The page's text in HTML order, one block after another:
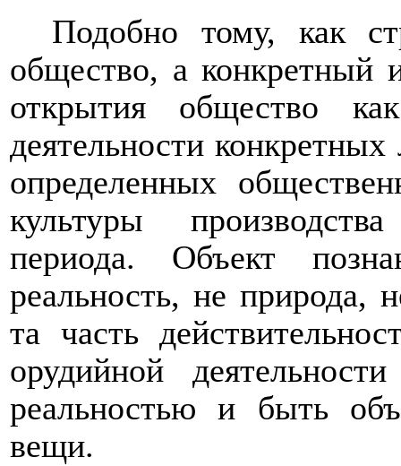
Подобно тому, как
общество, а конкретный
открытия общество
деятельности
определенных
культуры
периода. Объект
реальность, не природа,
та часть
орудийной
реальностью и быть
вещи.